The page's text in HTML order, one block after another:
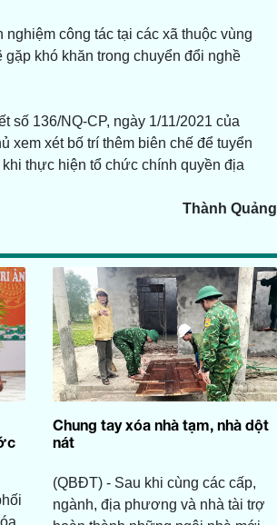
công tác tại các xã thuộc vùng
khó khăn trong chuyển đổi nghề
số 136/NQ-CP, ngày 1/11/2021 của
xem xét bố trí thêm biên chế để tuyển
thực hiện tổ chức chính quyền địa
Thành Quảng
Chung tay xóa nhà tạm, nhà dột
nát
(QBĐT) - Sau khi cùng các cấp,
ngành, địa phương và nhà tài trợ